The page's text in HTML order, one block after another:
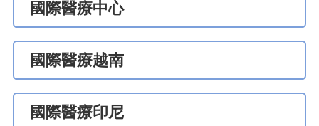
國際醫療中心
國際醫療越南
國際醫療印尼